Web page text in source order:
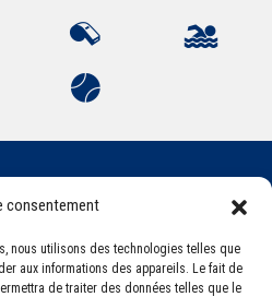
consentement
nous utilisons des technologies telles que
aux informations des appareils. Le fait de
de traiter des données telles que le
Léon Jouhaux
Ferrand Cedex 2